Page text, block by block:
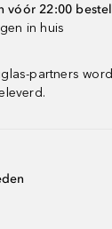
vóór 22:00
in huis
partners